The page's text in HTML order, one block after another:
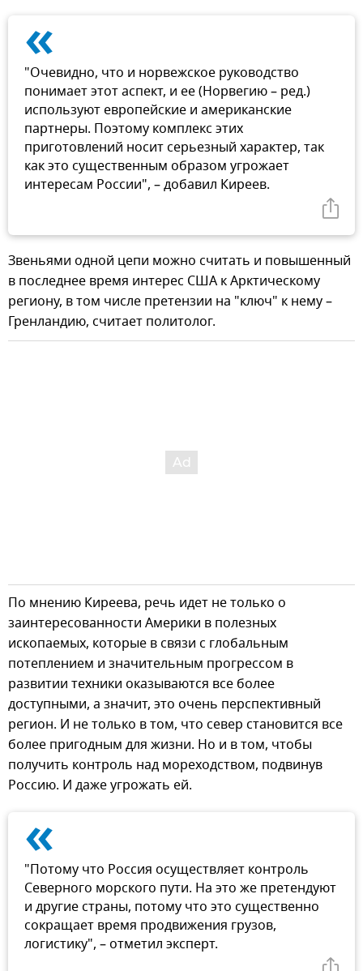
«
"Очевидно, что и норвежское руководство
понимает этот аспект, и ее (Норвегию – ред.)
используют европейские и американские
партнеры. Поэтому комплекс этих
приготовлений носит серьезный характер, так
как это существенным образом угрожает
интересам России", – добавил Киреев.
Звеньями одной цепи можно считать и повышенный
в последнее время интерес США к Арктическому
региону, в том числе претензии на "ключ" к нему –
Гренландию, считает политолог.
По мнению Киреева, речь идет не только о
заинтересованности Америки в полезных
ископаемых, которые в связи с глобальным
потеплением и значительным прогрессом в
развитии техники оказываются все более
доступными, а значит, это очень перспективный
регион. И не только в том, что север становится все
более пригодным для жизни. Но и в том, чтобы
получить контроль над мореходством, подвинув
Россию. И даже угрожать ей.
«
"Потому что Россия осуществляет контроль
Северного морского пути. На это же претендуют
и другие страны, потому что это существенно
сокращает время продвижения грузов,
логистику", – отметил эксперт.